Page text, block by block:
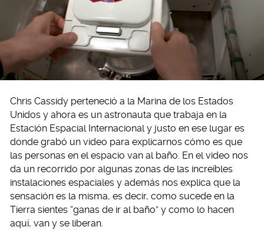
Chris Cassidy perteneció a la Marina de los Estados
Unidos y ahora es un astronauta que trabaja en la
Estación Espacial Internacional y justo en ese lugar es
donde grabó un video para explicarnos cómo es que
las personas en el espacio van al baño. En el video nos
da un recorrido por algunas zonas de las increíbles
instalaciones espaciales y además nos explica que la
sensación es la misma, es decir, como sucede en la
Tierra sientes “ganas de ir al baño” y como lo hacen
aquí, van y se liberan.